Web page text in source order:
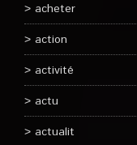
acheter
action
activité
actu
actualit